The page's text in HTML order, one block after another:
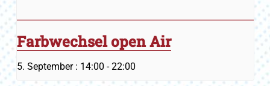
Farbwechsel open Air
5. September : 14:00 - 22:00